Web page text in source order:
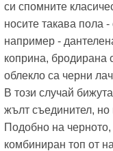
си спомните
носите такава пола
например -
коприна, бродирана
облекло са черни
В този случай
жълт съединител,
Подобно на
комбиниран топ от